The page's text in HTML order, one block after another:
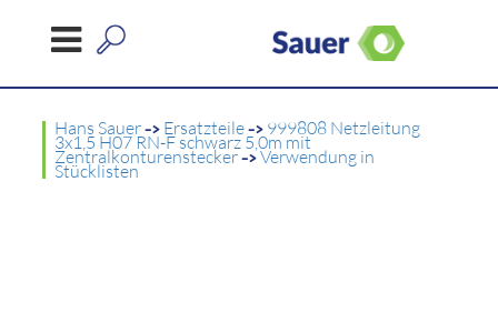
Hans Sauer-> Ersatzteile-> 999808 Netzleitung
3x1,5 H07 RN-F schwarz 5,0m mit
Zentralkonturenstecker->Verwendung in
Stücklisten